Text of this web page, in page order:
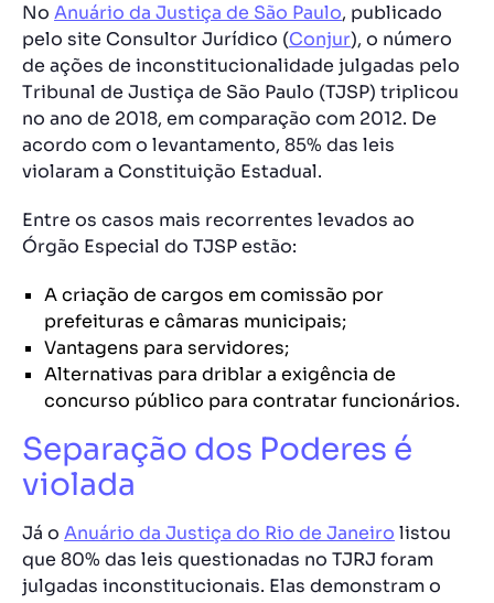
No Anuário da Justiça de São Paulo, publicado
pelo site Consultor Jurídico (Conjur), o número
de ações de inconstitucionalidade julgadas pelo
Tribunal de Justiça de São Paulo (TJSP) triplicou
no ano de 2018, em comparação com 2012. De
acordo com o levantamento, 85% das leis
violaram a Constituição Estadual.
Entre os casos mais recorrentes levados ao
Órgão Especial do TJSP estão:
A criação de cargos em comissão por
prefeituras e câmaras municipais;
Vantagens para servidores;
Alternativas para driblar a exigência de
concurso público para contratar funcionários.
Separação dos Poderes é
violada
Já o Anuário da Justiça do Rio de Janeiro listou
que 80% das leis questionadas no TJRJ foram
julgadas inconstitucionais. Elas demonstram o